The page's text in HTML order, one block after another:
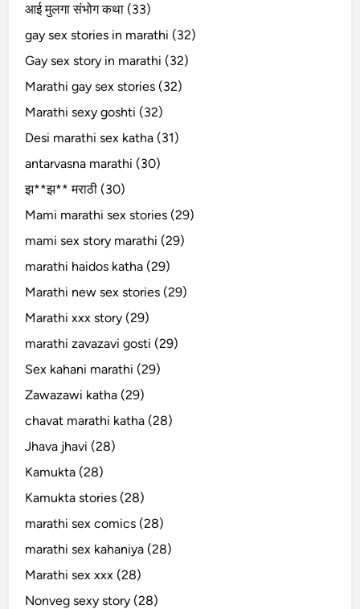
आई मुलगा संभोग कथा (33)
gay sex stories in marathi (32)
Gay sex story in marathi (32)
Marathi gay sex stories (32)
Marathi sexy goshti (32)
Desi marathi sex katha (31)
antarvasna marathi (30)
झ**झ** मराठी (30)
Mami marathi sex stories (29)
mami sex story marathi (29)
marathi haidos katha (29)
Marathi new sex stories (29)
Marathi xxx story (29)
marathi zavazavi gosti (29)
Sex kahani marathi (29)
Zawazawi katha (29)
chavat marathi katha (28)
Jhava jhavi (28)
Kamukta (28)
Kamukta stories (28)
marathi sex comics (28)
marathi sex kahaniya (28)
Marathi sex xxx (28)
Nonveg sexy story (28)